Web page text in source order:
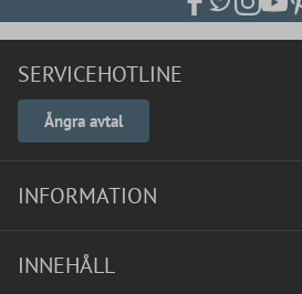
SERVICEHOTLINE
Ångra avtal
INFORMATION
INNEHÅLL